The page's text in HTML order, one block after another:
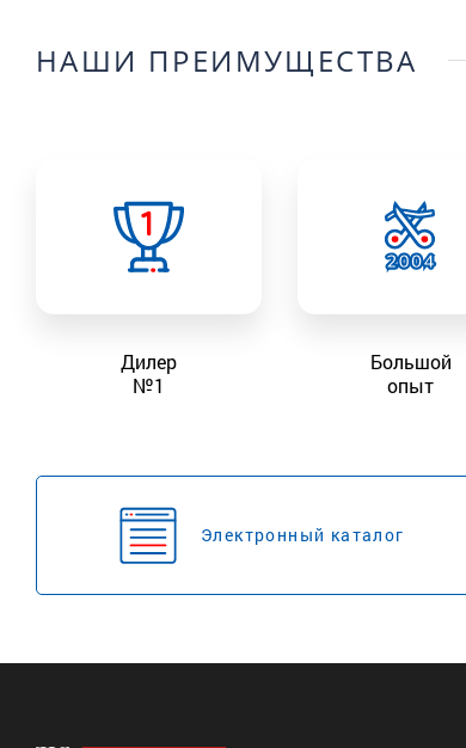
НАШИ ПРЕИМУЩЕСТВА
Дилер
№1
Большой
опыт
Электронный каталог